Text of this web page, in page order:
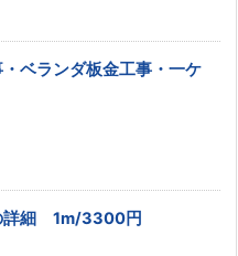
ベランダ板金工事・一ケ
詳細 1m/3300円